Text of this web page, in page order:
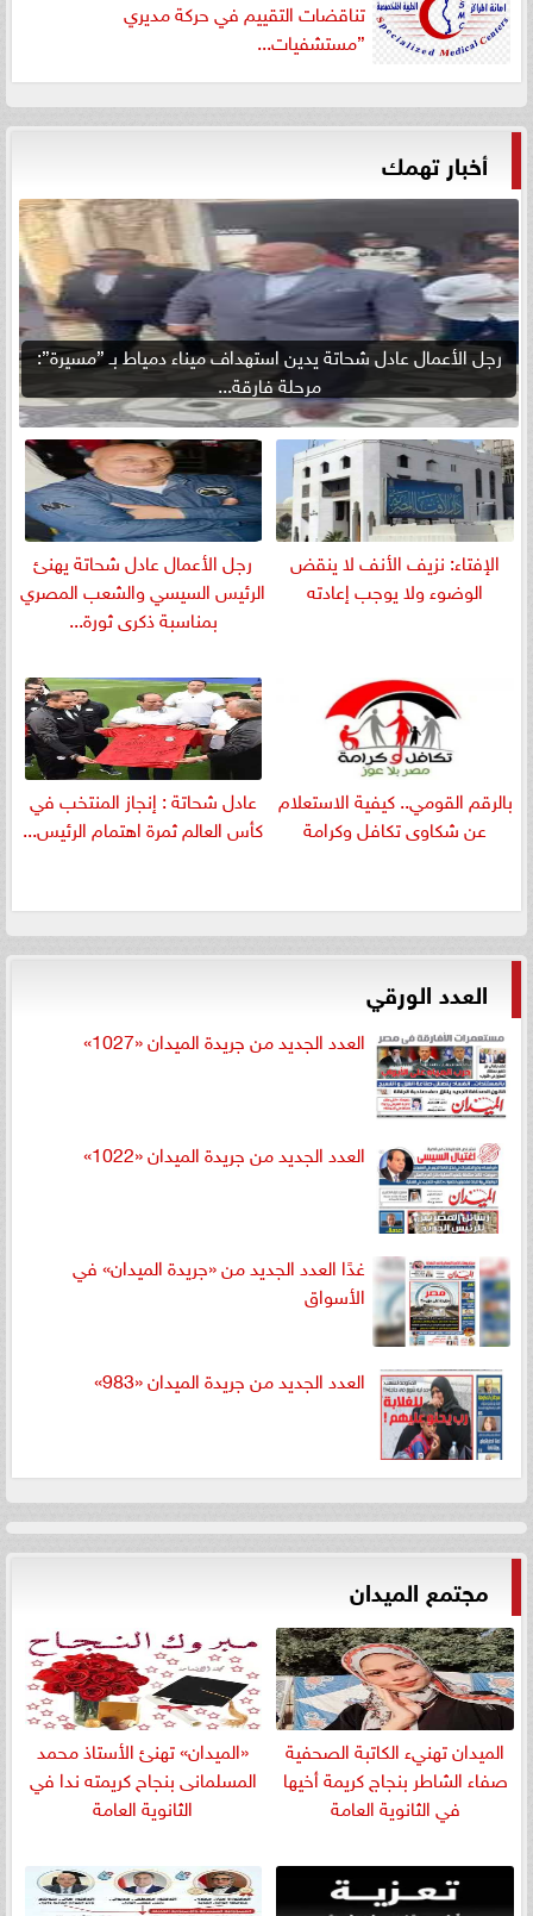
تناقضات التقييم في حركة مديري
”مستشفيات...
أخبار تهمك
رجل الأعمال عادل شحاتة يدين استهداف ميناء دمياط بـ ”مسيرة”:
مرحلة فارقة...
الإفتاء: نزيف الأنف لا ينقض
الوضوء ولا يوجب إعادته
رجل الأعمال عادل شحاتة يهنئ
الرئيس السيسي والشعب المصري
بمناسبة ذكرى ثورة...
بالرقم القومي.. كيفية الاستعلام
عن شكاوى تكافل وكرامة
عادل شحاتة : إنجاز المنتخب في
كأس العالم ثمرة اهتمام الرئيس...
العدد الورقي
العدد الجديد من جريدة الميدان «1027»
العدد الجديد من جريدة الميدان «1022»
غدًا العدد الجديد من «جريدة الميدان» في
الأسواق
العدد الجديد من جريدة الميدان «983»
مجتمع الميدان
الميدان تهنيء الكاتبة الصحفية
صفاء الشاطر بنجاج كريمة أخيها
في الثانوية العامة
«الميدان» تهنئ الأستاذ محمد
المسلمانى بنجاح كريمته ندا في
الثانوية العامة